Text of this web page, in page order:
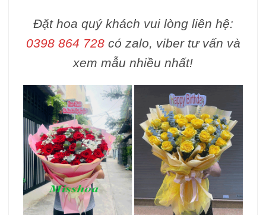
Đặt hoa quý khách vui lòng liên hệ:
0398 864 728có zalo, viber tư vấn và
xem mẫu nhiều nhất!